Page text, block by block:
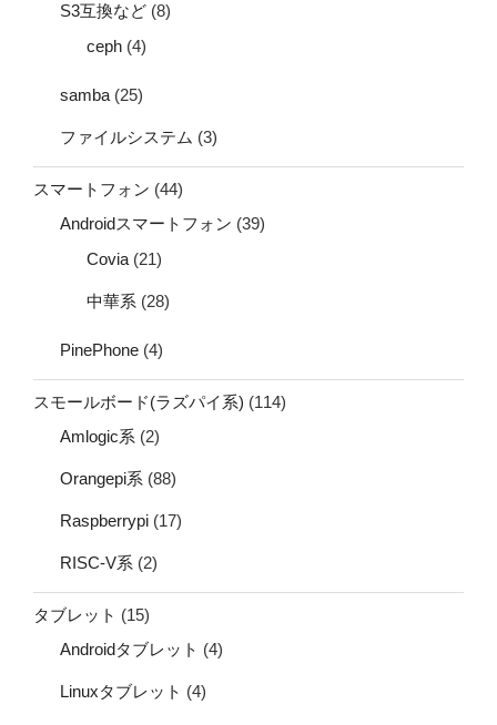
S3互換など (8)
ceph (4)
samba (25)
ファイルシステム (3)
スマートフォン (44)
Androidスマートフォン (39)
Covia (21)
中華系 (28)
PinePhone (4)
スモールボード(ラズパイ系) (114)
Amlogic系 (2)
Orangepi系 (88)
Raspberrypi (17)
RISC-V系 (2)
タブレット (15)
Androidタブレット (4)
Linuxタブレット (4)